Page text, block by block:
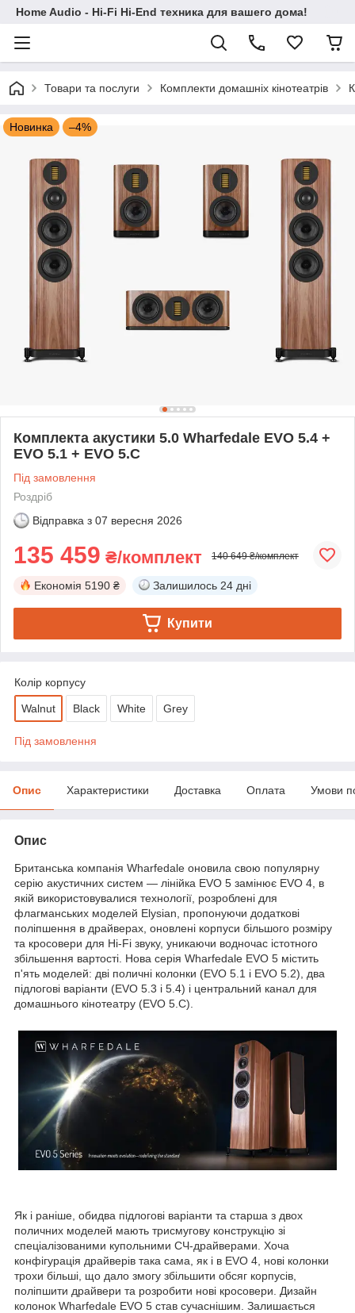
Home Audio - Hi-Fi Hi-End техника для вашего дома!
Товари та послуги Комплекти домашніх кінотеатрів
Новинка –4%
Комплекта акустики 5.0 Wharfedale EVO 5.4 +
EVO 5.1 + EVO 5.C
Під замовлення
Роздріб
Відправка з 07 вересня 2026
135 459 ₴/комплект 140 649 ₴/комплект
Економія 5190 ₴ Залишилось 24 дні
Купити
Колір корпусу
Walnut Black White Grey
Під замовлення
Опис Характеристики Доставка Оплата Умови
Опис
Британська компанія Wharfedale оновила свою популярну
серію акустичних систем — лінійка EVO 5 замінює EVO 4, в
якій використовувалися технології, розроблені для
флагманських моделей Elysian, пропонуючи додаткові
поліпшення в драйверах, оновлені корпуси більшого розміру
та кросовери для Hi-Fi звуку, уникаючи водночас істотного
збільшення вартості. Нова серія Wharfedale EVO 5 містить
п'ять моделей: дві поличні колонки (EVO 5.1 і EVO 5.2), два
підлогові варіанти (EVO 5.3 і 5.4) і центральний канал для
домашнього кінотеатру (EVO 5.C).
Як і раніше, обидва підлогові варіанти та старша з двох
поличних моделей мають трисмугову конструкцію зі
спеціалізованими купольними СЧ-драйверами. Хоча
конфігурація драйверів така сама, як і в EVO 4, нові колонки
трохи більші, що дало змогу збільшити обсяг корпусів,
поліпшити драйвери та розробити нові кросовери. Дизайн
колонок Wharfedale EVO 5 став сучаснішим. Залишається